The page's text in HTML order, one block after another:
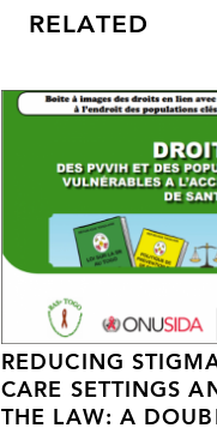
RELATED
REDUCING
CARE SETTINGS
THE LAW: A